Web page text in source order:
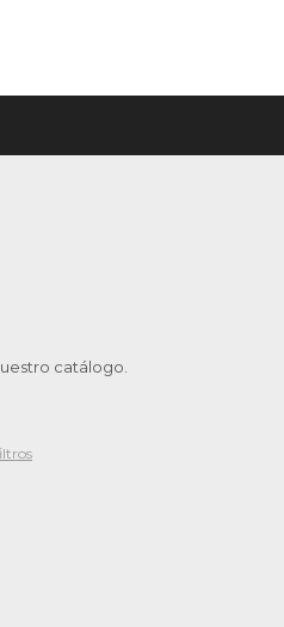
catálogo.